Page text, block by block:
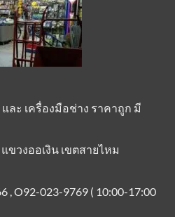
ละ เครื่องมือช่าง ราคาถูก มี
ขวงออเงิน เขตสายไหม
, O92-023-9769 ( 10:00-17:00